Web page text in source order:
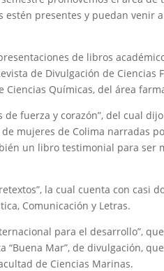
presentes y puedan venir
de libros
de Divulgación de Ciencias
Químicas, del área
fuerza y corazón”, del cual
mujeres de Colima narradas
un libro testimonial para ser
la cual cuenta con casi
Comunicación y Letras.
para el desarrollo”,
“Buena Mar”, de divulgación,
de Ciencias Marinas.